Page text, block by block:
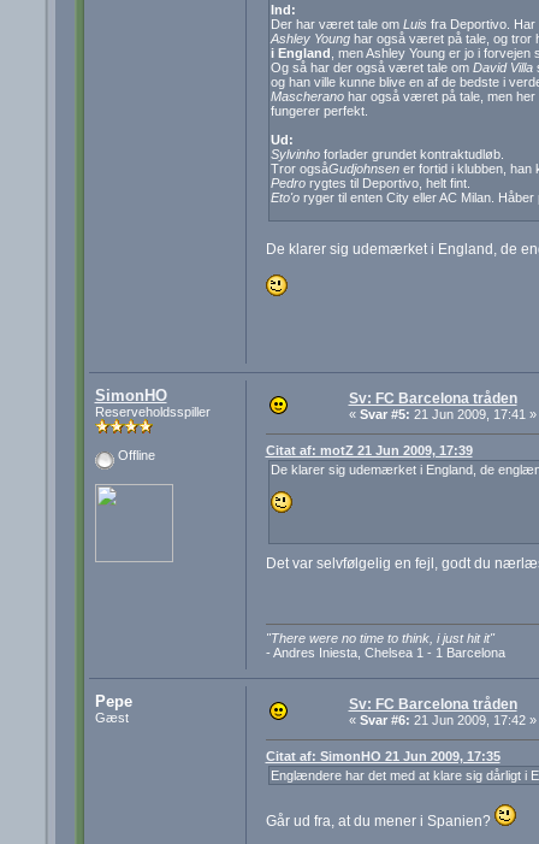
Ind:
Der har været tale om Luis fra Deportivo.
Ashley Younghar også været på tale, og tror
i England , men Ashley Young er jo i
Og så har der også været tale om David Villa
og han ville kunne blive en af de bedste i
Mascheranohar også været på tale, men her
fungerer perfekt.
Ud:
Sylvinhoforlader grundet kontraktudløb.
Tror ogsåGudjohnsener fortid i klubben, han
Pedrorygtes til Deportivo, helt fint.
Eto'oryger til enten City eller AC Milan.
De klarer sig udemærket i England, de
SimonHO
Reserveholdsspiller
Offline
Sv: FC Barcelona tråden
« Svar #5: 21 Jun 2009, 17:41 »
Citat af: motZ 21 Jun 2009, 17:39
De klarer sig udemærket i England, de
Det var selvfølgelig en fejl, godt du
"There were no time to think, i just hit it"
- Andres Iniesta, Chelsea 1 - 1 Barcelona
Pepe
Gæst
Sv: FC Barcelona tråden
« Svar #6: 21 Jun 2009, 17:42 »
Citat af: SimonHO 21 Jun 2009, 17:35
Englændere har det med at klare sig dårligt i
Går ud fra, at du mener i Spanien?